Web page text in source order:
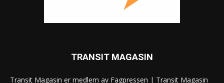
TRANSIT MAGASIN
Transit Magasin er medlem av Fagpressen | Transit Magasin